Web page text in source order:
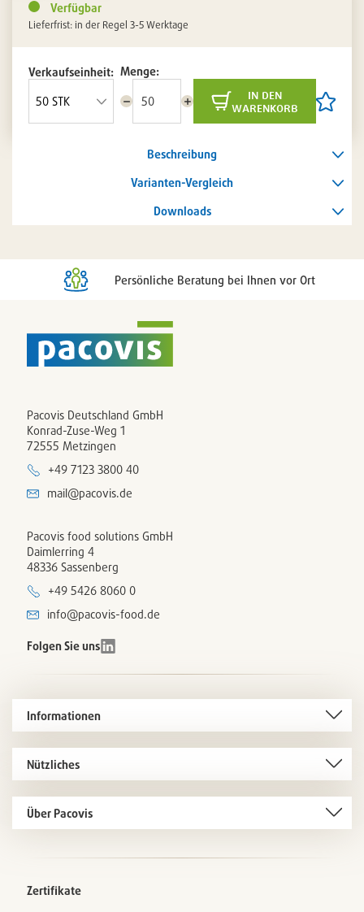
Verfügbar
Lieferfrist: in der Regel 3-5 Werktage
Verkaufseinheit: Menge:
Menge
Menge
in den
warenkorb
Artikel
setzen
Beschreibung
Varianten-Vergleich
Downloads
Persönliche Beratung bei Ihnen vor Ort
Pacovis Deutschland GmbH
Konrad-Zuse-Weg 1
72555 Metzingen
+49 7123 3800 40
mail@pacovis.de
Pacovis food solutions GmbH
Daimlerring 4
48336 Sassenberg
+49 5426 8060 0
info@pacovis-food.de
Folgen Sie uns
Informationen
Nützliches
Über Pacovis
Zertifikate